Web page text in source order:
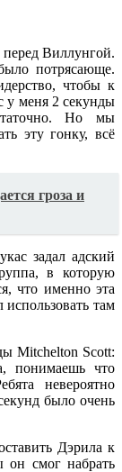
перед Виллунгой.
потрясающе.
чтобы к
у меня 2 секунды
Но мы
эту гонку, всё
гроза и
задал адский
в которую
что именно эта
там
Mitchelton Scott:
понимаешь что
невероятно
было очень
Дэрила к
он смог набрать